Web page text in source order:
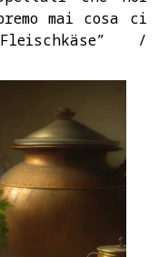
mai cosa ci
/